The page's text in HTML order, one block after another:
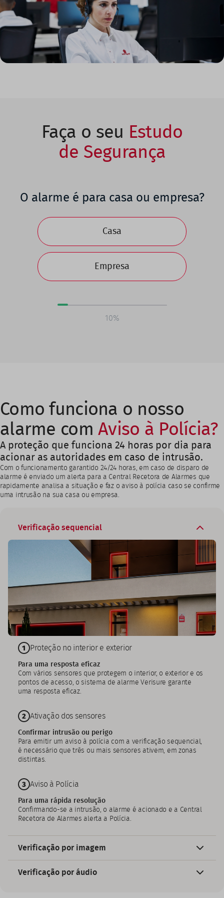
Faça o seu Estudo
de Segurança
O alarme é para casa ou empresa?
Casa
Empresa
10%
Como funciona o nosso
alarme comAviso à Polícia?
A proteção que funciona 24 horas por dia para
acionar as autoridades em caso de intrusão.
Com o funcionamento garantido 24/24 horas, em caso de disparo de
alarme é enviado um alerta para a Central Recetora de Alarmes que
rapidamente analisa a situação e faz o aviso à polícia caso se confirme
uma intrusão na sua casa ou empresa.
Verificação sequencial
Proteção no interior e exterior
Para uma resposta eficaz
Com vários sensores que protegem o interior, o exterior e os
pontos de acesso, o sistema de alarme Verisure garante
uma resposta eficaz.
Ativação dos sensores
Confirmar intrusão ou perigo
Para emitir um aviso à polícia com a verificação sequencial,
é necessário que três ou mais sensores ativem, em zonas
distintas.
Aviso à Polícia
Para uma rápida resolução
Confirmando-se a intrusão, o alarme é acionado e a Central
Recetora de Alarmes alerta a Polícia.
Verificação por imagem
Ativação do alarme
Verificação por áudio